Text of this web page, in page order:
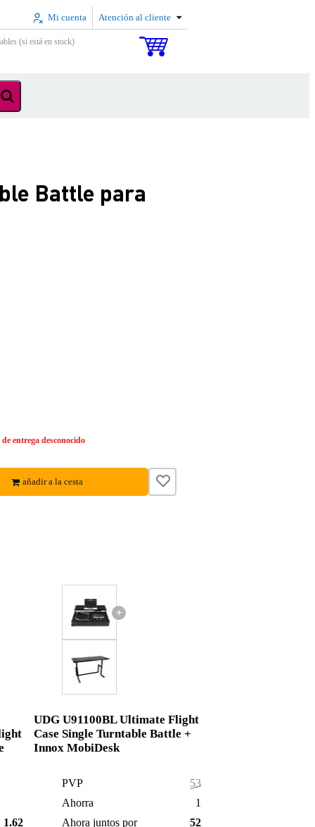
Mi cuenta Atención al cliente
(si está en stock)
Battle para
entrega desconocido
añadir a la cesta
1.627,00 €
+
UDG U91100BL Ultimate Flight
Case Single Turntable Battle +
Innox MobiDesk
PVP
534,00 €
Ahorra
13,00 €
Ahora juntos por
521,00 €